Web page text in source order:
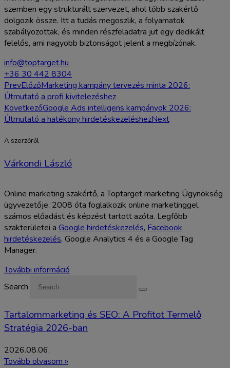
szemben egy strukturált szervezet, ahol több szakértő
dolgozik össze. Itt a tudás megoszlik, a folyamatok
szabályozottak, és minden részfeladatra jut egy dedikált
felelős, ami nagyobb biztonságot jelent a megbízónak.
info@toptarget.hu
+36 30 442 8304
PrevElőzőMarketing kampány tervezés minta 2026:
Útmutató a profi kivitelezéshez
KövetkezőGoogle Ads intelligens kampányok 2026:
Útmutató a hatékony hirdetéskezeléshezNext
A szerzőről
Várkondi László
Online marketing szakértő, a Toptarget marketing Ügynökség
ügyvezetője. 2008 óta foglalkozik online marketinggel,
számos előadást és képzést tartott azóta. Legfőbb
szakterületei a Google hirdetéskezelés, Facebook
hirdetéskezelés, Google Analytics 4 és a Google Tag
Manager.
További információ
Search
Tartalommarketing és SEO: A Profitot Termelő
Stratégia 2026-ban
2026.08.06.
Tovább olvasom »